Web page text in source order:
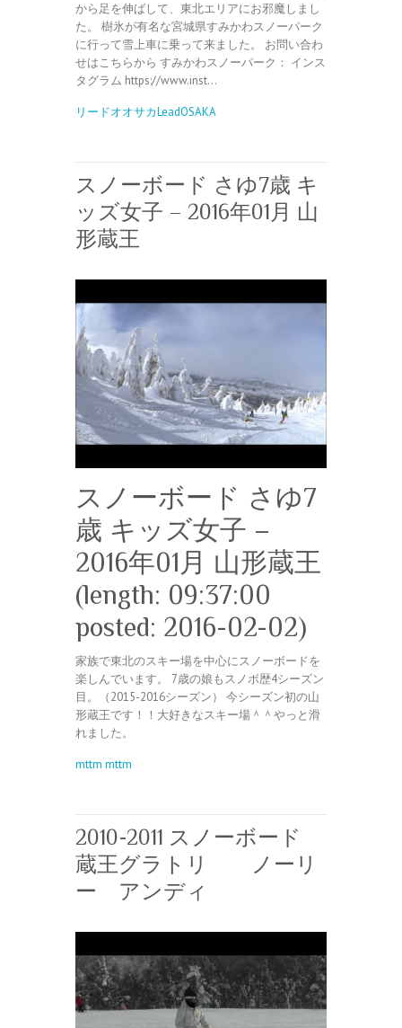
から足を伸ばして、東北エリアにお邪魔しまし
た。 樹氷が有名な宮城県すみかわスノーパーク
に行って雪上車に乗って来ました。 お問い合わ
せはこちらから すみかわスノーパーク： インス
タグラム https://www.inst…
リードオオサカLeadOSAKA
スノーボード さゆ7歳 キ
ッズ女子 – 2016年01月 山
形蔵王
スノーボード さゆ7
歳 キッズ女子 –
2016年01月 山形蔵王
(length: 09:37:00
posted: 2016-02-02)
家族で東北のスキー場を中心にスノーボードを
楽しんでいます。 7歳の娘もスノボ歴4シーズン
目。（2015-2016シーズン） 今シーズン初の山
形蔵王です！！大好きなスキー場＾＾やっと滑
れました。
mttm mttm
2010-2011 スノーボード
蔵王グラトリ ノーリ
ー アンディ